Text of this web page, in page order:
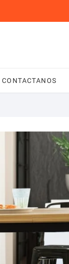
CONTACTANOS